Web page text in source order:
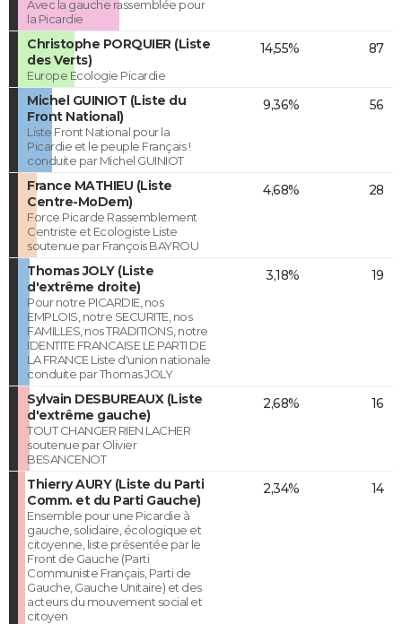
Avec la gauche rassemblée pour
la Picardie
Christophe PORQUIER (Liste
des Verts)
Europe Ecologie Picardie
14,55% 87
Michel GUINIOT (Liste du
Front National)
Liste Front National pour la
Picardie et le peuple Français !
conduite par Michel GUINIOT
9,36% 56
France MATHIEU (Liste
Centre-MoDem)
Force Picarde Rassemblement
Centriste et Ecologiste Liste
soutenue par François BAYROU
4,68% 28
Thomas JOLY (Liste
d'extrême droite)
Pour notre PICARDIE, nos
EMPLOIS, notre SECURITE, nos
FAMILLES, nos TRADITIONS, notre
IDENTITE FRANCAISE LE PARTI DE
LA FRANCE Liste d'union nationale
conduite par Thomas JOLY
3,18% 19
Sylvain DESBUREAUX (Liste
d'extrême gauche)
TOUT CHANGER RIEN LACHER
soutenue par Olivier
BESANCENOT
2,68% 16
Thierry AURY (Liste du Parti
Comm. et du Parti Gauche)
Ensemble pour une Picardie à
gauche, solidaire, écologique et
citoyenne, liste présentée par le
Front de Gauche (Parti
Communiste Français, Parti de
Gauche, Gauche Unitaire) et des
acteurs du mouvement social et
citoyen
2,34% 14